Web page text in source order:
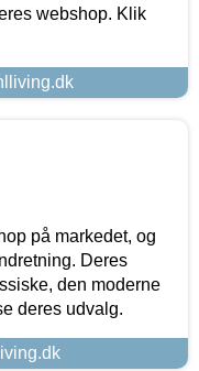
webshop. Klik
på markedet, og
Deres
den moderne
deres udvalg.